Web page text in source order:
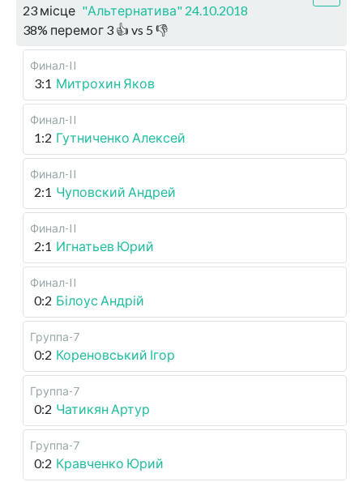
23 місце "Альтернатива" 24.10.2018
38% перемог 3 👍 vs 5 👎
Финал-II
3:1 Митрохин Яков
Финал-II
1:2 Гутниченко Алексей
Финал-II
2:1 Чуповский Андрей
Финал-II
2:1 Игнатьев Юрий
Финал-II
0:2 Білоус Андрій
Группа-7
0:2 Кореновський Ігор
Группа-7
0:2 Чатикян Артур
Группа-7
0:2 Кравченко Юрий